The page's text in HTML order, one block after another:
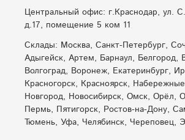
Центральный офис: г.Краснодар, ул.
д.17, помещение 5 ком 11
Склады: Москва, Санкт-Петербург,
Адыгейск, Артем, Барнаул, Белгород,
Волгоград, Воронеж, Екатеринбург,
Красногорск, Красноярск,
Новгород, Новосибирск, Омск, Орёл,
Пермь, Пятигорск, Ростов-на-Дону,
Тюмень, Уфа, Челябинск, Череповец,